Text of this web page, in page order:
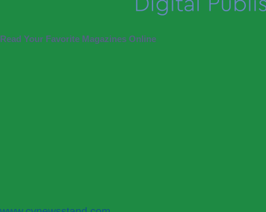
Read Your Favorite Magazines Online
PN